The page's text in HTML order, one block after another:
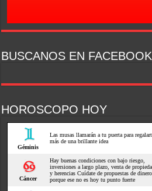
BUSCANOS EN FACEBOOK
HOROSCOPO HOY